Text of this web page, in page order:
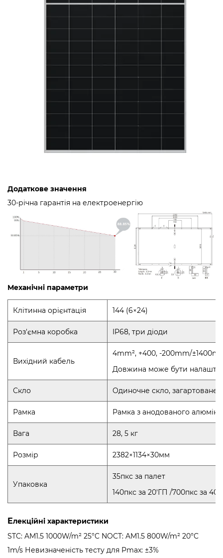
Додаткове значення
30-річна гарантія на електроенергію
Механічні параметри
Клітинна орієнтація 144 (6×24)
Роз'ємна коробка IP68, три діоди
Вихідний кабель
4mm², +400, -200mm/
Довжина може бути
Скло Одиночне скло, загартоване
Рамка Рамка з анодованого
Вага 28, 5 кг
Розмір 2382×1134×30мм
Упаковка
35пкс за палет
140пкс за 20'ГП /700пкс за
Eлекційні характеристики
STC: AM1.5 1000W/m² 25°C NOCT: AM1.5 800W/m² 20°C
1m/s Невизначеність тесту для Pmax: ±3%